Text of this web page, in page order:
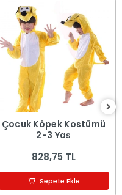
Çocuk Köpek Kostümü
2-3 Yaş
828,75 TL
Sepete Ekle